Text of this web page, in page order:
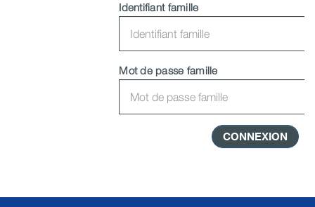
Identifiant famille
Mot de passe famille
CONNEXION